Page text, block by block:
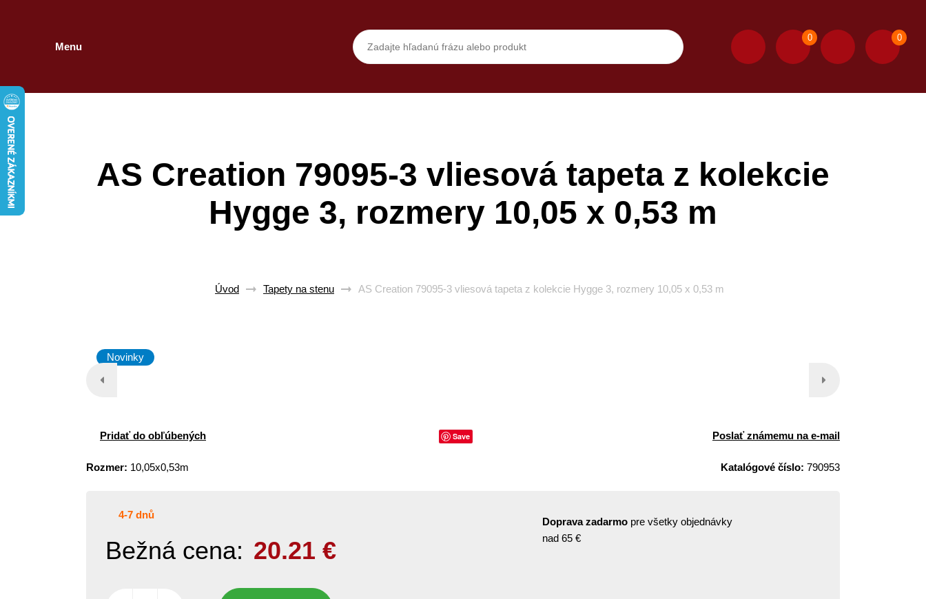
Menu
0 0
AS Creation 79095-3 vliesová tapeta z kolekcie
Hygge 3, rozmery 10,05 x 0,53 m
Úvod Tapety na stenu AS Creation 79095-3 vliesová tapeta z kolekcie Hygge 3, rozmery 10,05 x 0,53 m
Novinky
Pridať do obľúbených Save Poslať známemu na e-mail
Rozmer: 10,05x0,53m Katalógové číslo: 790953
4-7 dnů
Bežná cena: 20.21 €
Doprava zadarmo pre všetky objednávky
nad 65 €